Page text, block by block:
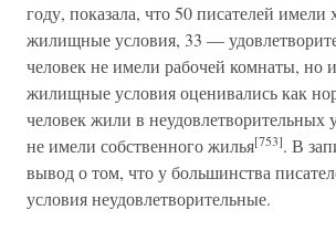
году, показала, что 50 писателей имели
жилищные условия, 33 —
человек не имели рабочей комнаты, но
жилищные условия оценивались как
человек жили в
не имели собственного жилья[753]. В
вывод о том, что у большинства
условия неудовлетворительные.